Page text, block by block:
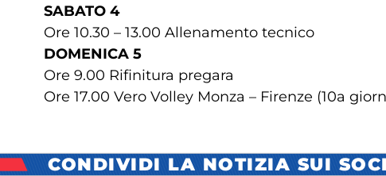
SABATO 4
Ore 10.30 – 13.00 Allenamento tecnico
DOMENICA 5
Ore 9.00 Rifinitura pregara
Ore 17.00 Vero Volley Monza – Firenze (10a
CONDIVIDI LA NOTIZIA SUI